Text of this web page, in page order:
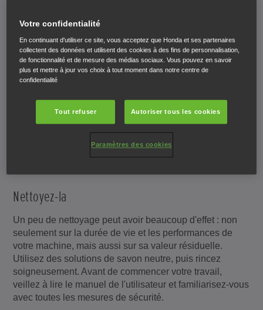
Entretien et réparations
Votre revendeur d'équipement Honda Pelouse et jardin
machine de façon continue et régulière. Cependant,
vous pouvez aussi faire beaucoup en tant que
Nettoyez-la
Un peu de nettoyage peut avoir beaucoup d'effet : non
seulement sur la durée de vie et les performances de
votre machine, mais aussi sur sa valeur résiduelle.
Utilisez des solutions de savon neutre, puis rincez
soigneusement. Avant de commencer votre travail,
veillez à lire le manuel de l'utilisateur et familiarisez-vous
avec toutes les mesures de sécurité.
Votre confidentialité
En continuant d'utiliser ce site, vous acceptez que Honda et ses partenaires
collectent des données et utilisent des cookies à des fins de personnalisation,
de fonctionnalité et de mesure des médias sociaux. Vous pouvez en savoir
plus et mettre à jour vos choix à tout moment dans notre centre de
confidentialité
Tout refuser Autoriser tous les cookies
Paramètres des cookies